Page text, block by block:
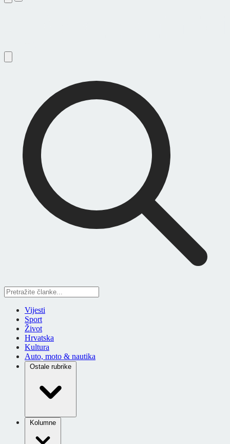
Vijesti
Sport
Život
Hrvatska
Kultura
Auto, moto & nautika
Ostale rubrike
Kolumne